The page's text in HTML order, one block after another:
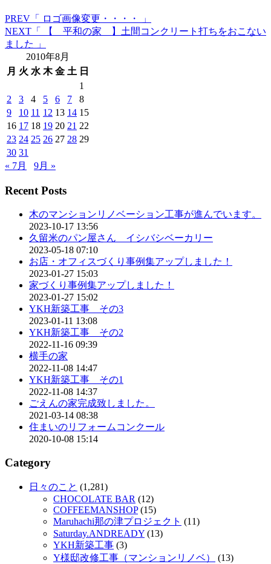
PREV 「 ロゴ画像変更・・・・ 」
NEXT 「 【 平和の家 】土間コンクリート打ちをおこない
ました 」
2010年8月
月 火 水 木 金 土 日
1
2
3 4 5 6 7
8
9
10 11 12 13 14 15
16 17 18 19 20 21 22
23 24 25 26 27 28 29
30 31
« 7月
9月 »
Recent Posts
木のマンションリノベーション工事が進んでいます。
2023-10-17 13:56
久留米のパン屋さん イシバシベーカリー
2023-05-18 07:10
お店・オフィスづくり事例集アップしました！
2023-01-27 15:03
家づくり事例集アップしました！
2023-01-27 15:02
YKH新築工事 その3
2023-01-11 13:08
YKH新築工事 その2
2022-11-16 09:39
横手の家
2022-11-08 14:47
YKH新築工事 その1
2022-11-08 14:37
ごえんの家完成致しました。
2021-03-14 08:38
住まいのリフォームコンクール
2020-10-08 15:14
Category
日々のこと (1,281)
CHOCOLATE BAR (12)
COFFEEMANSHOP(15)
Maruhachi那の津プロジェクト (11)
Saturday.ANDREADY (13)
YKH新築工事 (3)
Y様邸改修工事（マンションリノベ）
(13)